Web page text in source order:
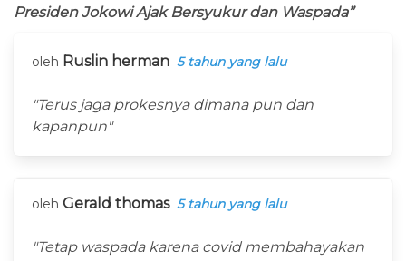
Presiden Jokowi Ajak Bersyukur dan Waspada”
oleh Ruslin herman 5 tahun yang lalu
"Terus jaga prokesnya dimana pun dan
kapanpun"
oleh Gerald thomas 5 tahun yang lalu
"Tetap waspada karena covid membahayakan